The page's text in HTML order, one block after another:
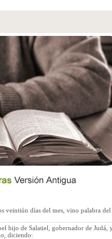
veintiún días del mes, vino palabra
hijo de Salatiel, gobernador de Judá,
diciendo: